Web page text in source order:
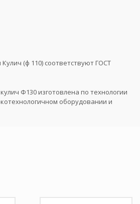
(ф 110) соответствуют ГОСТ
Ф130 изготовлена по технологии
оборудовании и